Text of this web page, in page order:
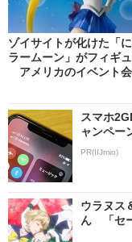
ゾイサイトが化けた「
ラームーン」がフィギュ
アメリカのイベント
スマホ
ャンペー
PR(IIJmio)
ウラヌス
ん 「セ